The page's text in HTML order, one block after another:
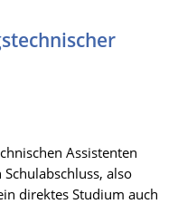
Assistenten
also
direktes Studium auch